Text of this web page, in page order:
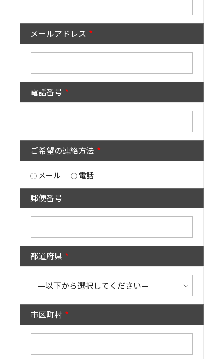
メールアドレス
電話番号
ご希望の連絡方法
メール 電話
郵便番号
都道府県
市区町村